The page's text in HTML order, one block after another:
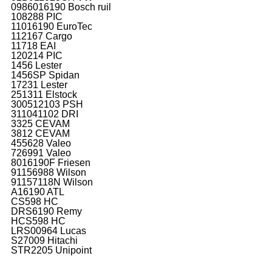
0986016190 Bosch ruil
108288 PIC
11016190 EuroTec
112167 Cargo
11718 EAI
120214 PIC
1456 Lester
1456SP Spidan
17231 Lester
251311 Elstock
300512103 PSH
311041102 DRI
3325 CEVAM
3812 CEVAM
455628 Valeo
726991 Valeo
8016190F Friesen
91156988 Wilson
91157118N Wilson
A16190 ATL
CS598 HC
DRS6190 Remy
HCS598 HC
LRS00964 Lucas
S27009 Hitachi
STR2205 Unipoint